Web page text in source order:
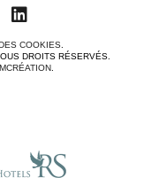
COOKIES.
DROITS RÉSERVÉS.